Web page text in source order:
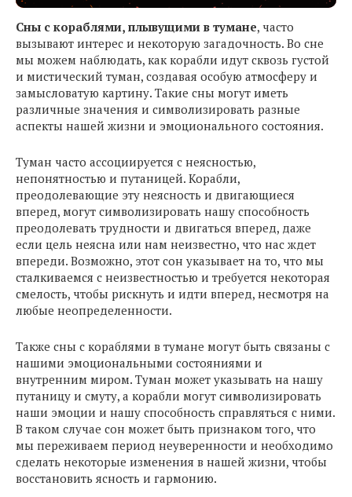
Сны с кораблями, плывущими в тумане, часто
вызывают интерес и некоторую загадочность. Во сне
мы можем наблюдать, как корабли идут сквозь густой
и мистический туман, создавая особую атмосферу и
замысловатую картину. Такие сны могут иметь
различные значения и символизировать разные
аспекты нашей жизни и эмоционального состояния.
Туман часто ассоциируется с неясностью,
непонятностью и путаницей. Корабли,
преодолевающие эту неясность и двигающиеся
вперед, могут символизировать нашу способность
преодолевать трудности и двигаться вперед, даже
если цель неясна или нам неизвестно, что нас ждет
впереди. Возможно, этот сон указывает на то, что мы
сталкиваемся с неизвестностью и требуется некоторая
смелость, чтобы рискнуть и идти вперед, несмотря на
любые неопределенности.
Также сны с кораблями в тумане могут быть связаны с
нашими эмоциональными состояниями и
внутренним миром. Туман может указывать на нашу
путаницу и смуту, а корабли могут символизировать
наши эмоции и нашу способность справляться с ними.
В таком случае сон может быть признаком того, что
мы переживаем период неуверенности и необходимо
сделать некоторые изменения в нашей жизни, чтобы
восстановить ясность и гармонию.